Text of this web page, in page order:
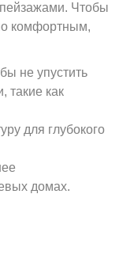
Чтобы
комфортным,
не упустить
такие как
для глубокого
домах.